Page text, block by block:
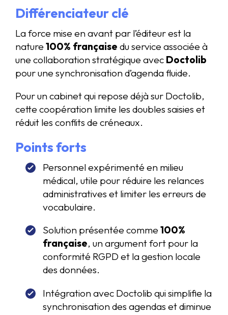
Différenciateur clé
La force mise en avant par l’éditeur est la
nature 100% française du service associée à
une collaboration stratégique avec Doctolib
pour une synchronisation d’agenda fluide.
Pour un cabinet qui repose déjà sur Doctolib,
cette coopération limite les doubles saisies et
réduit les conflits de créneaux.
Points forts
Personnel expérimenté en milieu
médical, utile pour réduire les relances
administratives et limiter les erreurs de
vocabulaire.
Solution présentée comme 100%
française, un argument fort pour la
conformité RGPD et la gestion locale
des données.
Intégration avec Doctolib qui simplifie la
synchronisation des agendas et diminue